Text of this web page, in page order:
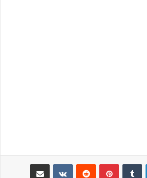
لينكدإن بينتيريست
مشاركة عبر البريد